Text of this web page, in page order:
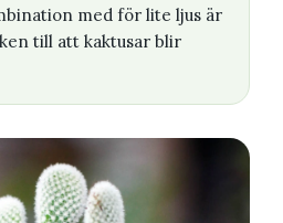
med för lite ljus är
till att kaktusar blir